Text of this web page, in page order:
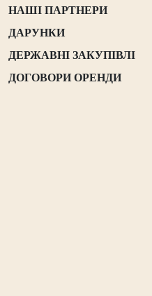
НАШІ ПАРТНЕРИ
ДАРУНКИ
ДЕРЖАВНІ ЗАКУПІВЛІ
ДОГОВОРИ ОРЕНДИ